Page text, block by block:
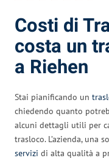
Costi di
costa un
a Riehen
Stai pianificando un
chiedendo quanto
alcuni dettagli utili per
trasloco. L’azienda, una
servizi di alta qualità a